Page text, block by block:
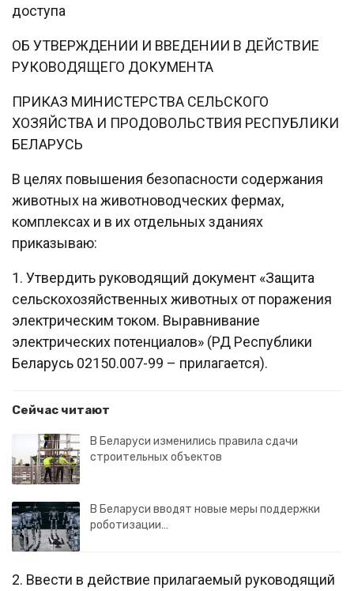
доступа
ОБ УТВЕРЖДЕНИИ И ВВЕДЕНИИ В ДЕЙСТВИЕ
РУКОВОДЯЩЕГО ДОКУМЕНТА
ПРИКАЗ МИНИСТЕРСТВА СЕЛЬСКОГО
ХОЗЯЙСТВА И ПРОДОВОЛЬСТВИЯ РЕСПУБЛИКИ
БЕЛАРУСЬ
В целях повышения безопасности содержания
животных на животноводческих фермах,
комплексах и в их отдельных зданиях
приказываю:
1. Утвердить руководящий документ «Защита
сельскохозяйственных животных от поражения
электрическим током. Выравнивание
электрических потенциалов» (РД Республики
Беларусь 02150.007-99 – прилагается).
Сейчас читают
В Беларуси изменились правила сдачи
строительных объектов
В Беларуси вводят новые меры поддержки
роботизации…
2. Ввести в действие прилагаемый руководящий